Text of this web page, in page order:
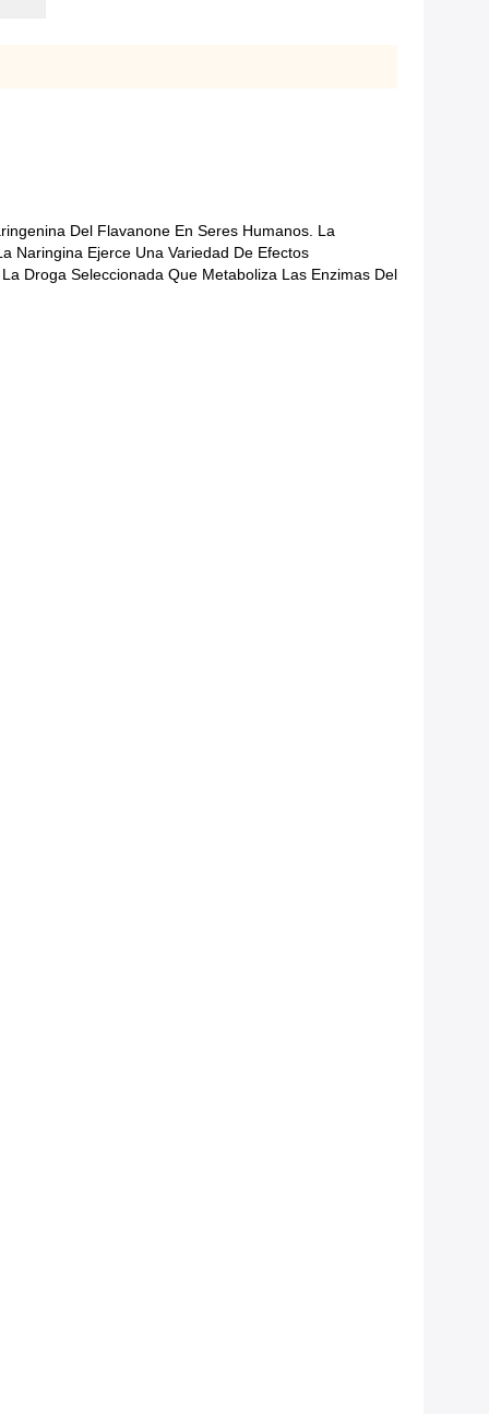
Del Flavanone En Seres Humanos. La
Naringina Ejerce Una Variedad De Efectos
Droga Seleccionada Que Metaboliza Las Enzimas Del